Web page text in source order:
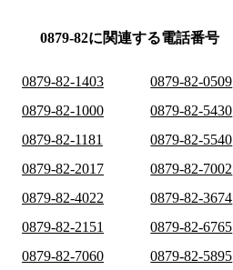
0879-82に関連する電話番号
0879-82-1403 0879-82-0509
0879-82-1000
0879-82-5430
0879-82-1181
0879-82-5540
0879-82-2017
0879-82-7002
0879-82-4022
0879-82-3674
0879-82-2151
0879-82-6765
0879-82-7060
0879-82-5895